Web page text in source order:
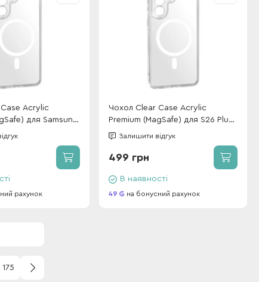
Acrylic
для Samsung
рахунок
Чохол Clear Case Acrylic
Premium (MagSafe) для S26 Plus
Black
Залишити відгук
499 грн
В наявності
49 на бонусний рахунок
175